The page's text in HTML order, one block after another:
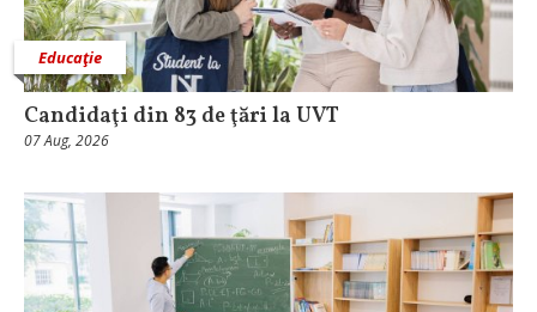
Educaţie
Candidaţi din 83 de ţări la UVT
07 Aug, 2026